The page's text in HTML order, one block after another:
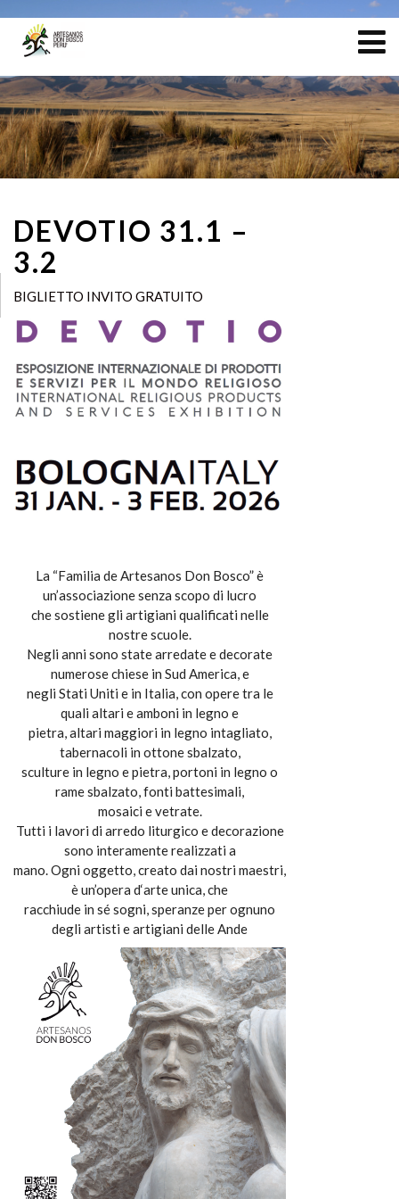
DEVOTIO 31.1 –
3.2
BIGLIETTO INVITO GRATUITO
La “Familia de Artesanos Don Bosco” è
un’associazione senza scopo di lucro
che sostiene gli artigiani qualificati nelle
nostre scuole.
Negli anni sono state arredate e decorate
numerose chiese in Sud America, e
negli Stati Uniti e in Italia, con opere tra le
quali altari e amboni in legno e
pietra, altari maggiori in legno intagliato,
tabernacoli in ottone sbalzato,
sculture in legno e pietra, portoni in legno o
rame sbalzato, fonti battesimali,
mosaici e vetrate.
Tutti i lavori di arredo liturgico e decorazione
sono interamente realizzati a
mano. Ogni oggetto, creato dai nostri maestri,
è un’opera d‘arte unica, che
racchiude in sé sogni, speranze per ognuno
degli artisti e artigiani delle Ande